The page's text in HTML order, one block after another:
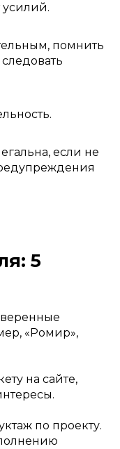
усилий.
помнить
если не
5
«Ромир»,
на сайте,
по проекту.